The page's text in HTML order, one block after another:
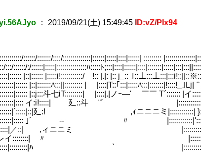
： 2019/09/21(土) 15:49:45 ID:vZ/PIx94
::::::/:::::::/::::/::::::::::::::|::::::|:::::|::::|::::::| :::::::::
::::::/:/::::::|:::::|:::::::::::::::ﾊ:::::ﾄ;:::|::::|::::::|::::|:::::::|:::::|:::|:::||::::
|::|:::::: |:::::i!:::::::::::/ !:: |.|: |:: j_:: ｣::⊥:::⊥:::|:::i!::||::※::|
|::|:::::::ﾊ:::||::::::::: | |::::|T::｢:::|:::::ﾊ:::|:::::::|!::::!_｣Lj|
|::j:::斗七iT:::::::::| |::::|.|ノｰ―' ￣￣ T´::::::: |イ:::::|
イ:i!:::::| 廴::斗 ¨´ |::::::::::::|Y
|:::::::|´:::::|::|廴:! ,ｨニニニミ|::::::::::::|
｣´ ‐- 〃
|:::::::|／::| ,ィニニミ
レイ::::::::| 〃
|::::|:::::::::|ﾊ ` |::::::::::::ﾄ､
・ＧＯＧＯ (12)
(13)